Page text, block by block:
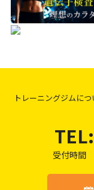
トレーニングジムにつ
受付時間